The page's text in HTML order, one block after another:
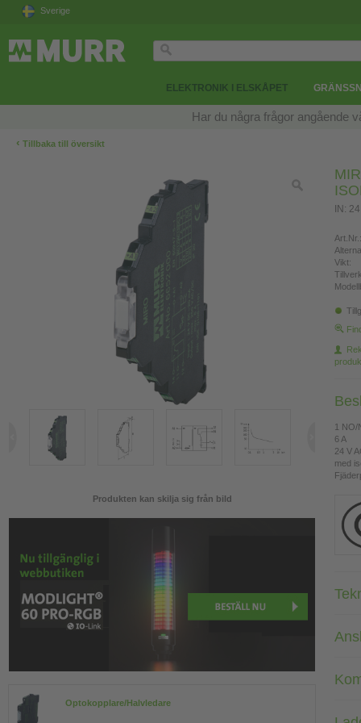
Sverige
ELEKTRONIK I ELSKÅPET
Har du några frågor angående
‹ Tillbaka till översikt
Produkten kan skilja sig från bild
Optokopplare/Halvledare
IN:
Art.Nr.:
Vikt:
1 NO/
6 A
24 V
med